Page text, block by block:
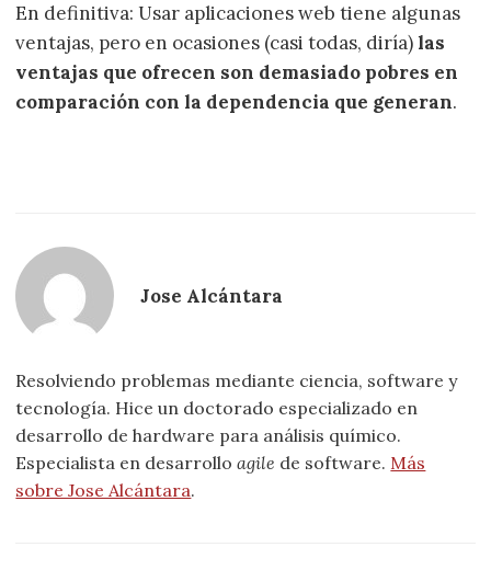
En definitiva: Usar aplicaciones web tiene algunas
ventajas, pero en ocasiones (casi todas, diría) las
ventajas que ofrecen son demasiado pobres en
comparación con la dependencia que generan.
Jose Alcántara
Resolviendo problemas mediante ciencia, software y
tecnología. Hice un doctorado especializado en
desarrollo de hardware para análisis químico.
Especialista en desarrolloagile de software. Más
sobre Jose Alcántara.